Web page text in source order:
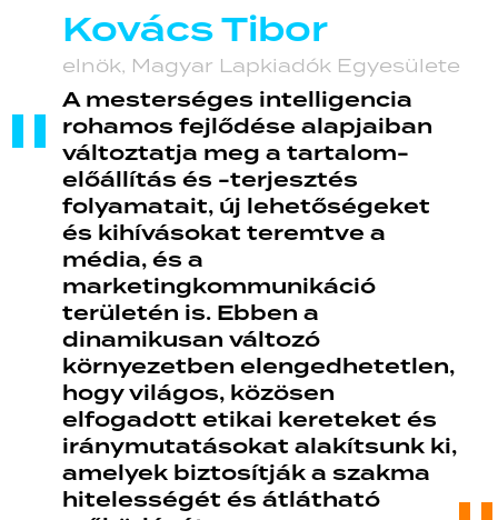
Kovács Tibor
elnök, Magyar Lapkiadók Egyesülete
A mesterséges intelligencia
rohamos fejlődése alapjaiban
változtatja meg a tartalom-
előállítás és -terjesztés
folyamatait, új lehetőségeket
és kihívásokat teremtve a
média, és a
marketingkommunikáció
területén is. Ebben a
dinamikusan változó
környezetben elengedhetetlen,
hogy világos, közösen
elfogadott etikai kereteket és
iránymutatásokat alakítsunk ki,
amelyek biztosítják a szakma
hitelességét és átlátható